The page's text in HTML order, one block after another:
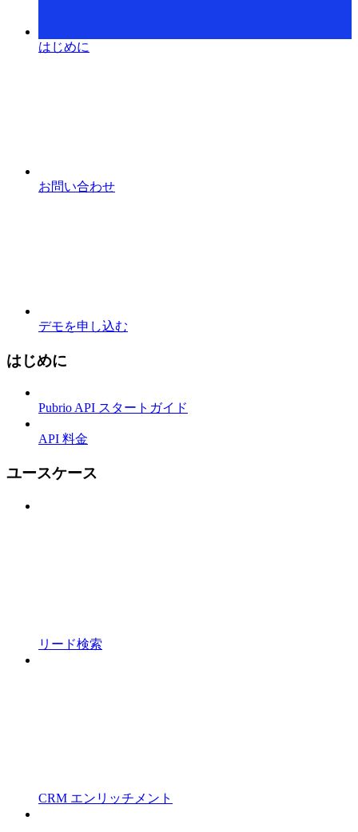
はじめに
お問い合わせ
デモを申し込む
はじめに
Pubrio API スタートガイド
API 料金
ユースケース
リード検索
CRM エンリッチメント